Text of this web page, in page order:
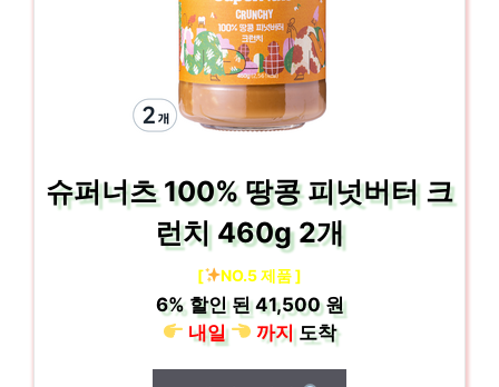
슈퍼너츠 100% 땅콩 피넛버터 크
런치 460g 2개
[ NO.5 제품 ]
6%할인 된41,500 원
내일
까지도착